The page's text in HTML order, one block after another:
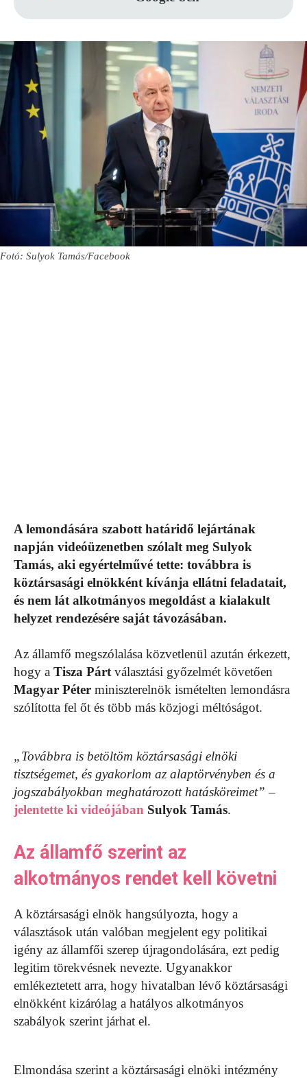
Fotó: Sulyok Tamás/Facebook
A lemondására szabott határidő lejártának
napján videóüzenetben szólalt meg Sulyok
Tamás, aki egyértelművé tette: továbbra is
köztársasági elnökként kívánja ellátni feladatait,
és nem lát alkotmányos megoldást a kialakult
helyzet rendezésére saját távozásában.
Az államfő megszólalása közvetlenül azután érkezett,
hogy a Tisza Párt választási győzelmét követően
Magyar Péter miniszterelnök ismételten lemondásra
szólította fel őt és több más közjogi méltóságot.
„Továbbra is betöltöm köztársasági elnöki
tisztségemet, és gyakorlom az alaptörvényben és a
jogszabályokban meghatározott hatásköreimet” –
jelentette ki videójában Sulyok Tamás.
Az államfő szerint az
alkotmányos rendet kell követni
A köztársasági elnök hangsúlyozta, hogy a
választások után valóban megjelent egy politikai
igény az államfői szerep újragondolására, ezt pedig
legitim törekvésnek nevezte. Ugyanakkor
emlékeztetett arra, hogy hivatalban lévő köztársasági
elnökként kizárólag a hatályos alkotmányos
szabályok szerint járhat el.
Elmondása szerint a köztársasági elnöki intézmény